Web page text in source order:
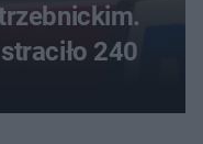
240